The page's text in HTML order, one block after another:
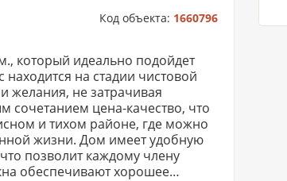
Код объекта: 1660796
который идеально подойдет
на стадии чистовой
желания, не затрачивая
и тихом районе, где можно
удобную
позволит каждому члену
обеспечивают хорошее